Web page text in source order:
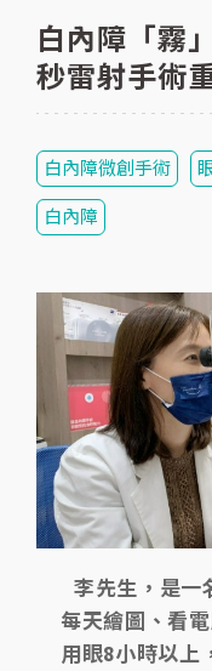
白內障「霧
秒雷射手術
白內障微創手術
白內障
李先生，是一
每天繪圖、看
用眼8小時以上